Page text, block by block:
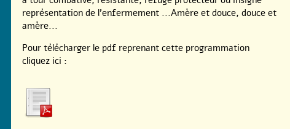
représentation de l’enfermement ...Amère et douce, douce et
amère...
Pour télécharger le pdf reprenant cette programmation
cliquez ici :